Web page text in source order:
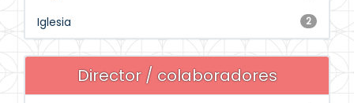
2
Iglesia
Director / colaboradores